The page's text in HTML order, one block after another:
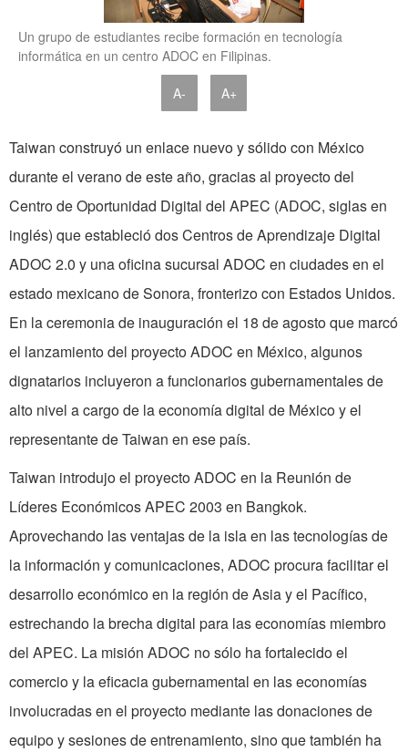
Un grupo de estudiantes recibe formación en tecnología
informática en un centro ADOC en Filipinas.
A- A+
Taiwan construyó un enlace nuevo y sólido con México
durante el verano de este año, gracias al proyecto del
Centro de Oportunidad Digital del APEC (ADOC, siglas en
inglés) que estableció dos Centros de Aprendizaje Digital
ADOC 2.0 y una oficina sucursal ADOC en ciudades en el
estado mexicano de Sonora, fronterizo con Estados Unidos.
En la ceremonia de inauguración el 18 de agosto que marcó
el lanzamiento del proyecto ADOC en México, algunos
dignatarios incluyeron a funcionarios gubernamentales de
alto nivel a cargo de la economía digital de México y el
representante de Taiwan en ese país.
Taiwan introdujo el proyecto ADOC en la Reunión de
Líderes Económicos APEC 2003 en Bangkok.
Aprovechando las ventajas de la isla en las tecnologías de
la información y comunicaciones, ADOC procura facilitar el
desarrollo económico en la región de Asia y el Pacífico,
estrechando la brecha digital para las economías miembro
del APEC. La misión ADOC no sólo ha fortalecido el
comercio y la eficacia gubernamental en las economías
involucradas en el proyecto mediante las donaciones de
equipo y sesiones de entrenamiento, sino que también ha